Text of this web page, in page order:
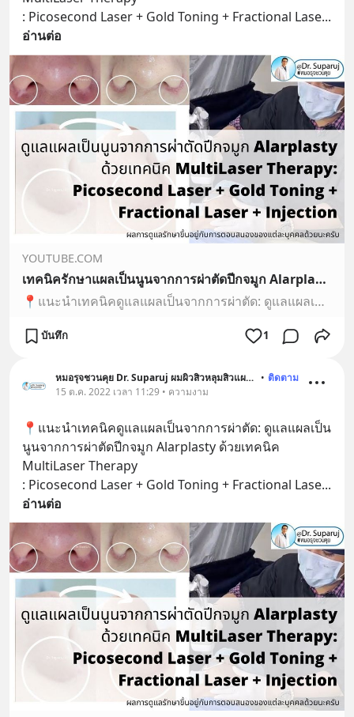
: Picosecond Laser + Gold Toning + Fractional Lase
อ่านต่อ
YOUTUBE.COM
เทคนิครักษาแผลเป็นนูนจากการผ่าตัดปีกจมูก Alarplasty ด้วยเทคนิค MultiLaser Therapy: Picosecond Laser
📍แนะนำเทคนิคดูแลแผลเป็นจากการผ่าตัด: ดูแลแผลเป็นนูนจากการผ่าตัดปีกจมูก Alarplasty ด้วยเทคนิค MultiLaser Therapy: Picosecond Laser + Gold Toning + Fractional...
บันทึก 1
หมอรุจชวนคุย Dr. Suparuj ผมผิวสิวหลุมสิวแผลเป็น • ติดตาม
15 ต.ค. 2022 เวลา 11:29 • ความงาม
📍แนะนำเทคนิคดูแลแผลเป็นจากการผ่าตัด: ดูแลแผลเป็น
นูนจากการผ่าตัดปีกจมูก Alarplasty ด้วยเทคนิค
MultiLaser Therapy
: Picosecond Laser + Gold Toning + Fractional Lase
อ่านต่อ